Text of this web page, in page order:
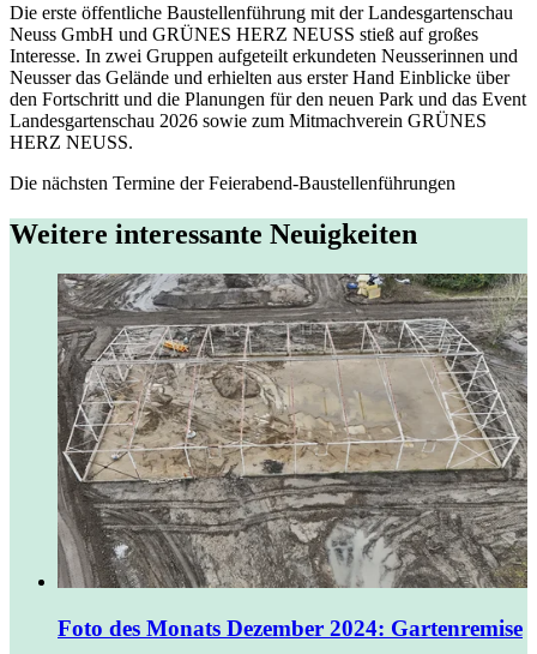
Die erste öffentliche Baustellenführung mit der Landesgartenschau
Neuss GmbH und GRÜNES HERZ NEUSS stieß auf großes
Interesse. In zwei Gruppen aufgeteilt erkundeten Neusserinnen und
Neusser das Gelände und erhielten aus erster Hand Einblicke über
den Fortschritt und die Planungen für den neuen Park und das Event
Landesgartenschau 2026 sowie zum Mitmachverein GRÜNES
HERZ NEUSS.
Die nächsten Termine der Feierabend-Baustellenführungen
Weitere interessante Neuigkeiten
Foto des Monats Dezember 2024: Gartenremise